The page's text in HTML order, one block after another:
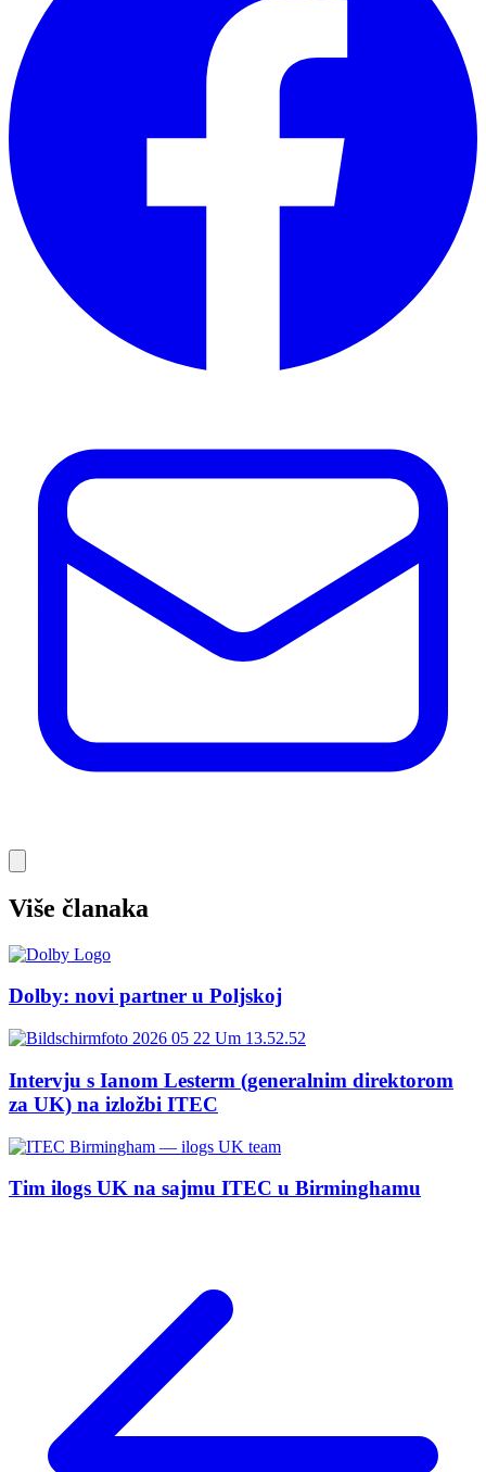
Više članaka
Dolby: novi partner u Poljskoj
Intervju s Ianom Lesterm (generalnim direktorom
za UK) na izložbi ITEC
Tim ilogs UK na sajmu ITEC u Birminghamu